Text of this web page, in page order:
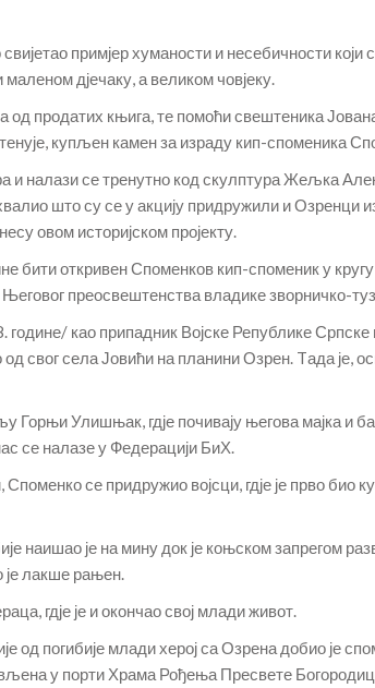
примјер хуманости и несебичности који
дјечаку, а великом човјеку.
од продатих књига, те помоћи свештеника
купљен камен за израду кип-споменика
и налази се тренутно код скулптура Жељка
што су се у акцију придружили и Озренци
овом историјском пројекту.
бити откривен Споменков кип-споменик у
преосвештенства владике зворничко-
као припадник Војске Републике Српске
свог села Јовићи на планини Озрен. Tада је,
Горњи Улишњак, гдје почивају његова мајка и
се налазе у Федерацији БиХ.
се придружио војсци, гдје је прво био
наишао је на мину док је коњском запрегом
је лакше рањен.
гдје је и окончао свој млади живот.
од погибије млади херој са Озрена добио је
у порти Храма Рођења Пресвете